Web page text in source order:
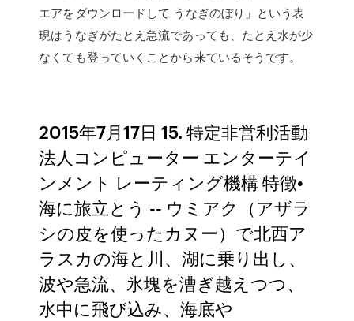
エアをダウンロードして うなぎのぼり」という表
現はうなぎがたとえ急流であっても、たとえ水が少
なくても登っていくことから来ているそうです。
2015年7月17日 15. 特定非営利活動
法人コンピューター エンターテイ
ンメント レーティング機構 特徴•
海に旅立とう -- ウミアク（アザラ
シの皮を使ったカヌー）で北西ア
ラスカの海と川、湖に乗り出し、
波や急流、氷塊を漕ぎ越えつつ、
水中に飛び込み、海底や